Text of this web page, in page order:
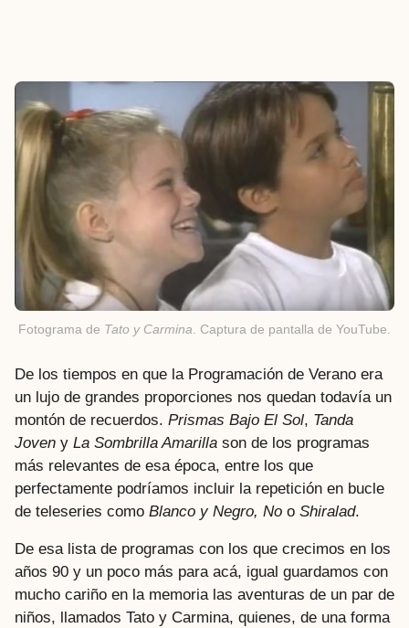
Fotograma de Tato y Carmina . Captura de pantalla de YouTube.
De los tiempos en que la Programación de Verano era
un lujo de grandes proporciones nos quedan todavía un
montón de recuerdos. Prismas Bajo El Sol, Tanda
Joven y La Sombrilla Amarilla son de los programas
más relevantes de esa época, entre los que
perfectamente podríamos incluir la repetición en bucle
de teleseries como Blanco y Negro, No o Shiralad.
De esa lista de programas con los que crecimos en los
años 90 y un poco más para acá, igual guardamos con
mucho cariño en la memoria las aventuras de un par de
niños, llamados Tato y Carmina, quienes, de una forma